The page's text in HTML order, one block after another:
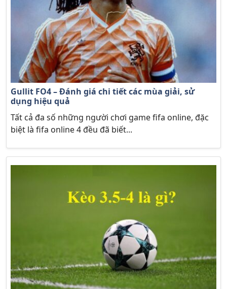
Gullit FO4 – Đánh giá chi tiết các mùa giải, sử
dụng hiệu quả
Tất cả đa số những người chơi game fifa online, đặc
biệt là fifa online 4 đều đã biết...